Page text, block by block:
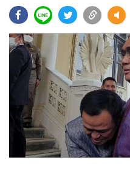
• Good health & Well-being
• Green Innovation & SD
•
Management & HR
MGR Live
Infographic
• การเมือง
ท่องเที่ยว
กีฬา